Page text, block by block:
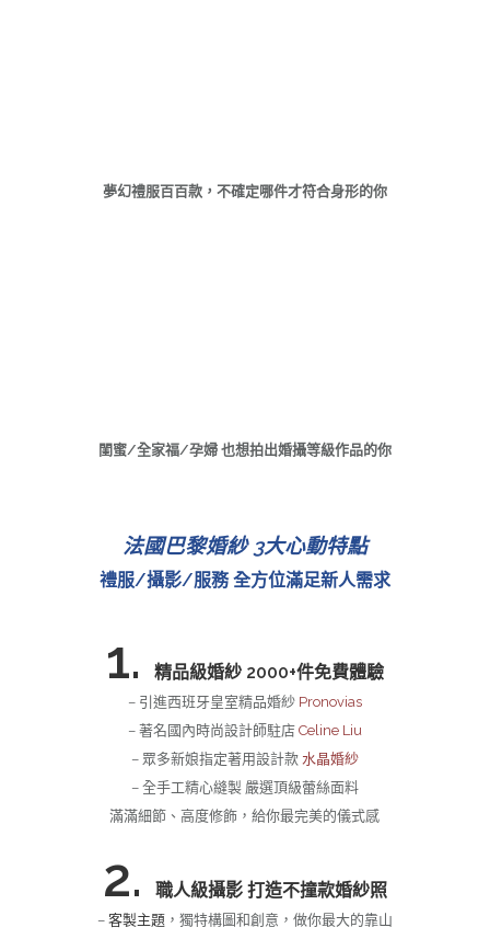
夢幻禮服百百款，不確定哪件才符合身形的你
閨蜜/全家福/孕婦 也想拍出婚攝等級作品的你
法國巴黎婚紗 3大心動特點
禮服/攝影/服務 全方位滿足新人需求
1. 精品級婚紗 2000+件免費體驗
– 引進西班牙皇室精品婚紗 Pronovias
– 著名國內時尚設計師駐店 Celine Liu
– 眾多新娘指定著用設計款 水晶婚紗
– 全手工精心縫製 嚴選頂級蕾絲面料
滿滿細節、高度修飾，給你最完美的儀式感
2. 職人級攝影 打造不撞款婚紗照
– 客製主題，獨特構圖和創意，做你最大的靠山